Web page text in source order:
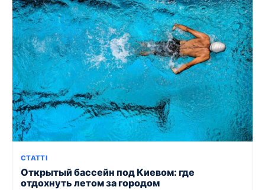
СТАТТІ
Открытый бассейн под Киевом: где
отдохнуть летом за городом